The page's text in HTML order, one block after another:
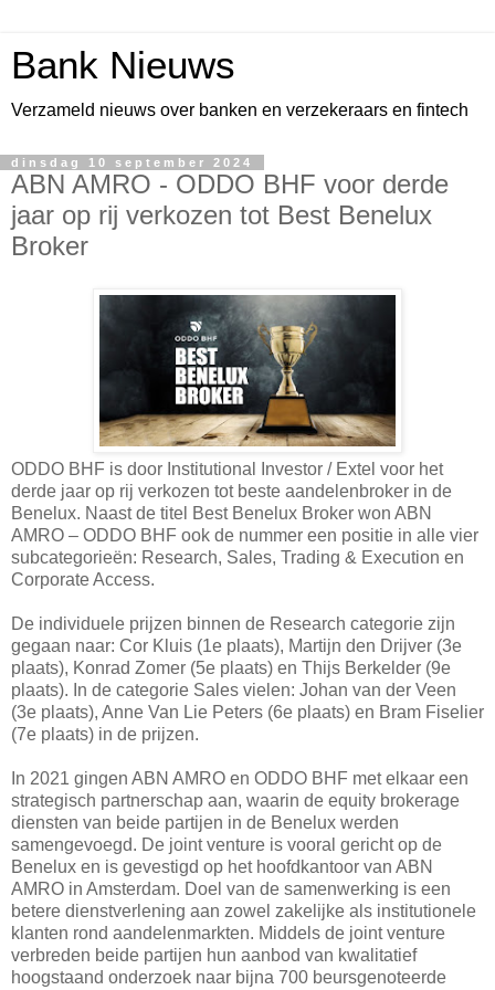
Bank Nieuws
Verzameld nieuws over banken en verzekeraars en fintech
dinsdag 10 september 2024
ABN AMRO - ODDO BHF voor derde
jaar op rij verkozen tot Best Benelux
Broker
ODDO BHF is door Institutional Investor / Extel voor het
derde jaar op rij verkozen tot beste aandelenbroker in de
Benelux. Naast de titel Best Benelux Broker won ABN
AMRO – ODDO BHF ook de nummer een positie in alle vier
subcategorieën: Research, Sales, Trading & Execution en
Corporate Access.
De individuele prijzen binnen de Research categorie zijn
gegaan naar: Cor Kluis (1e plaats), Martijn den Drijver (3e
plaats), Konrad Zomer (5e plaats) en Thijs Berkelder (9e
plaats). In de categorie Sales vielen: Johan van der Veen
(3e plaats), Anne Van Lie Peters (6e plaats) en Bram Fiselier
(7e plaats) in de prijzen.
In 2021 gingen ABN AMRO en ODDO BHF met elkaar een
strategisch partnerschap aan, waarin de equity brokerage
diensten van beide partijen in de Benelux werden
samengevoegd. De joint venture is vooral gericht op de
Benelux en is gevestigd op het hoofdkantoor van ABN
AMRO in Amsterdam. Doel van de samenwerking is een
betere dienstverlening aan zowel zakelijke als institutionele
klanten rond aandelenmarkten. Middels de joint venture
verbreden beide partijen hun aanbod van kwalitatief
hoogstaand onderzoek naar bijna 700 beursgenoteerde